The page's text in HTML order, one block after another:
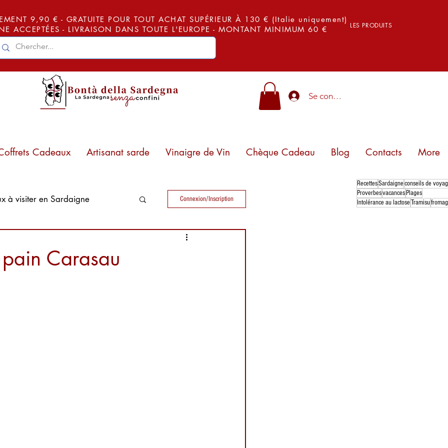
9,90 € - GRATUITE POUR TOUT ACHAT SUPÉRIEUR À 130 € (Italie uniquement)
ACCEPTÉES - LIVRAISON DANS TOUTE L'EUROPE - MONTANT MINIMUM 60 €
LES PRODUITS
Se connecter
Cadeaux Artisanat sarde Vinaigre de Vin Chèque Cadeau Blog Contacts More
à visiter en Sardaigne Connexion/Inscription
Carasau
RecettesSardaigneconseils de
Proverbesvacances Plages
Intolérance au lactoseTramisu